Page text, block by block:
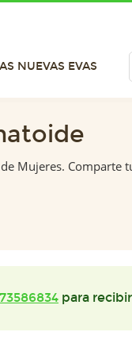
NUEVAS EVAS
Mujeres. Comparte
para